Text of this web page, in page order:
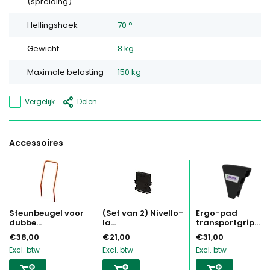
Hellingshoek 70 °
Gewicht 8 kg
Maximale belasting 150 kg
Vergelijk Delen
Accessoires
Steunbeugel voor
dubbe...
€38,00
Excl. btw
(Set van 2) Nivello-
la...
€21,00
Excl. btw
Ergo-pad
transportgrip...
€31,00
Excl. btw